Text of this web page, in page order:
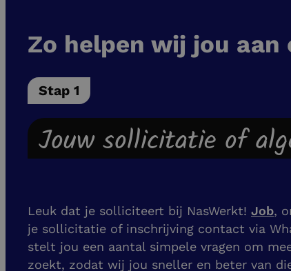
Zo helpen wij jou
Stap 1
Jouw sollicitatie of
Leuk dat je solliciteert bij NasWerkt! Job,
je sollicitatie of inschrijving contact via
stelt jou een aantal simpele vragen om
zoekt, zodat wij jou sneller en beter van